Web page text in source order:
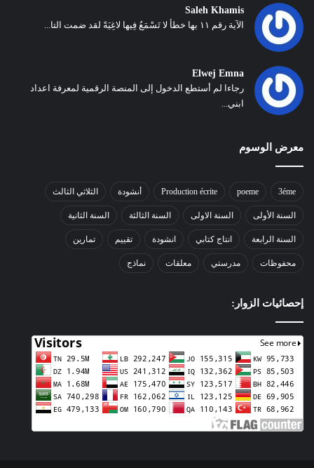
Saleh Khamis
الآية رقم ١١ بها خطأ لا تَسْمَعُ فِيها لاغِيَةً لقد ضمت التا...
Elwej Emna
رجاءا لم أستطع الدخول إلى المنصة الرقمية لمعرفة اعداد
ابني...
معرض الوسوم
3éme
poeme
Production écrite أنشودة الثلاثي الثالث
السنة الأولى السنة الاولى السنة الثالثة السنة الثانية
السنة الرابعة انتاج كتابي انشودة تقييم تمارين
محفوظات مدرستي معلقات نماذج
إحصائيات الزوار: